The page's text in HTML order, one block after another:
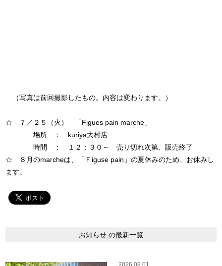
（写真は前回撮影したもの。内容は変わります。）
☆ ７／２５（火） 「Figues pain marche」
場所 ： kuriya大村店
時間 ： １２：３０～ 売り切れ次第、販売終了
☆ ８月のmarcheは、「Ｆiguse pain」の夏休みのため、お休みし
ます。
お知らせ の最新一覧
2026.08.01